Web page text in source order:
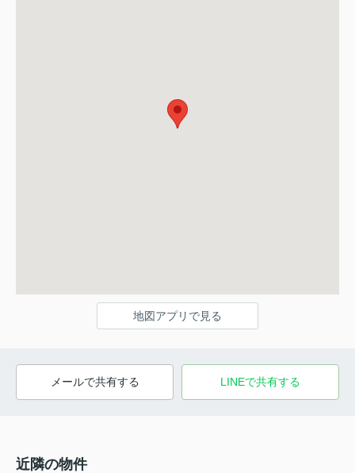
地図アプリで見る
メールで共有する LINEで共有する
近隣の物件